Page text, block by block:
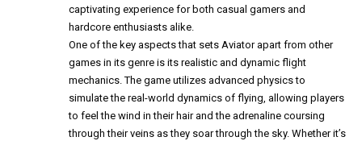
captivating experience for both casual gamers and
hardcore enthusiasts alike.
One of the key aspects that sets Aviator apart from other
games in its genre is its realistic and dynamic flight
mechanics. The game utilizes advanced physics to
simulate the real-world dynamics of flying, allowing players
to feel the wind in their hair and the adrenaline coursing
through their veins as they soar through the sky. Whether it’s